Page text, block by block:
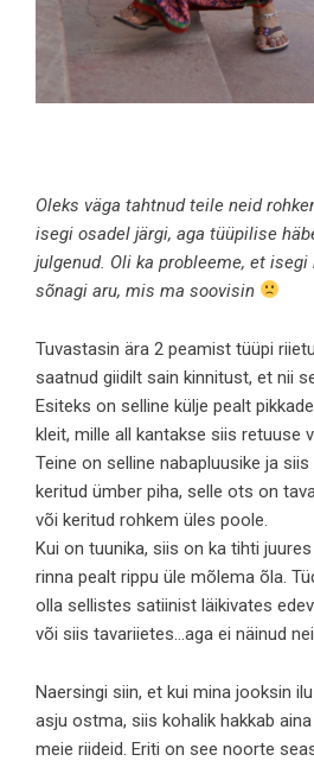
Oleks väga tahtnud teile neid
isegi osadel järgi, aga tüüpilise
julgenud. Oli ka probleeme, et isegi
sõnagi aru, mis ma soovisin
Tuvastasin ära 2 peamist tüüpi
saatnud giidilt sain kinnitust, et nii
Esiteks on selline külje pealt
kleit, mille all kantakse siis retuuse
Teine on selline nabapluusike ja
keritud ümber piha, selle ots on
või keritud rohkem üles poole.
Kui on tuunika, siis on ka tihti
rinna pealt rippu üle mõlema õla.
olla sellistes satiinist läikivates
või siis tavariietes…aga ei näinud
Naersingi siin, et kui mina jooksin
asju ostma, siis kohalik hakkab
meie riideid. Eriti on see noorte